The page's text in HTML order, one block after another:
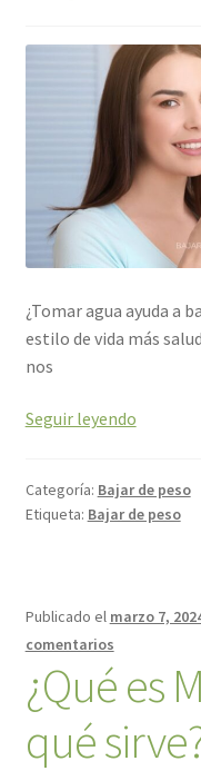
¿Tomar agua ayuda a
estilo de vida más
nos
Seguir leyendo
Categoría: Bajar de peso
Etiqueta: Bajar de peso
Publicado el marzo 7,
comentarios
¿Qué es
qué